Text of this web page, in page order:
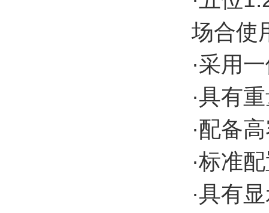
场合使
·采用
·具有
·配备
·标准
·具有